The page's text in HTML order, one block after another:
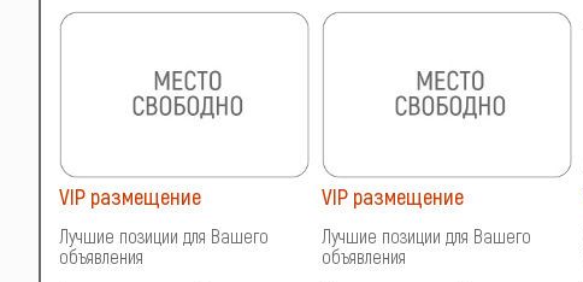
VIP размещение
Лучшие позиции для Вашего
объявления
VIP размещение
Лучшие позиции для Вашего
объявления